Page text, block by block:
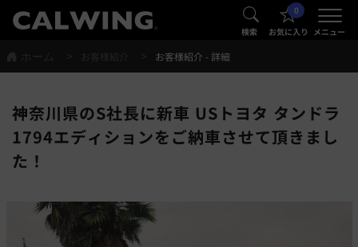
® 検索
0
お気に入り メニュー
®
お客様紹介 - 詳細
神奈川県のS社長に新車 USトヨタ タンドラ
1794エディションをご納車させて頂きまし
た！